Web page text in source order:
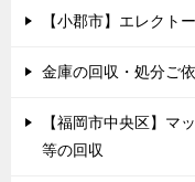
【小郡市】エレク
金庫の回収・処分ご
【福岡市中央区】マ
等の回収